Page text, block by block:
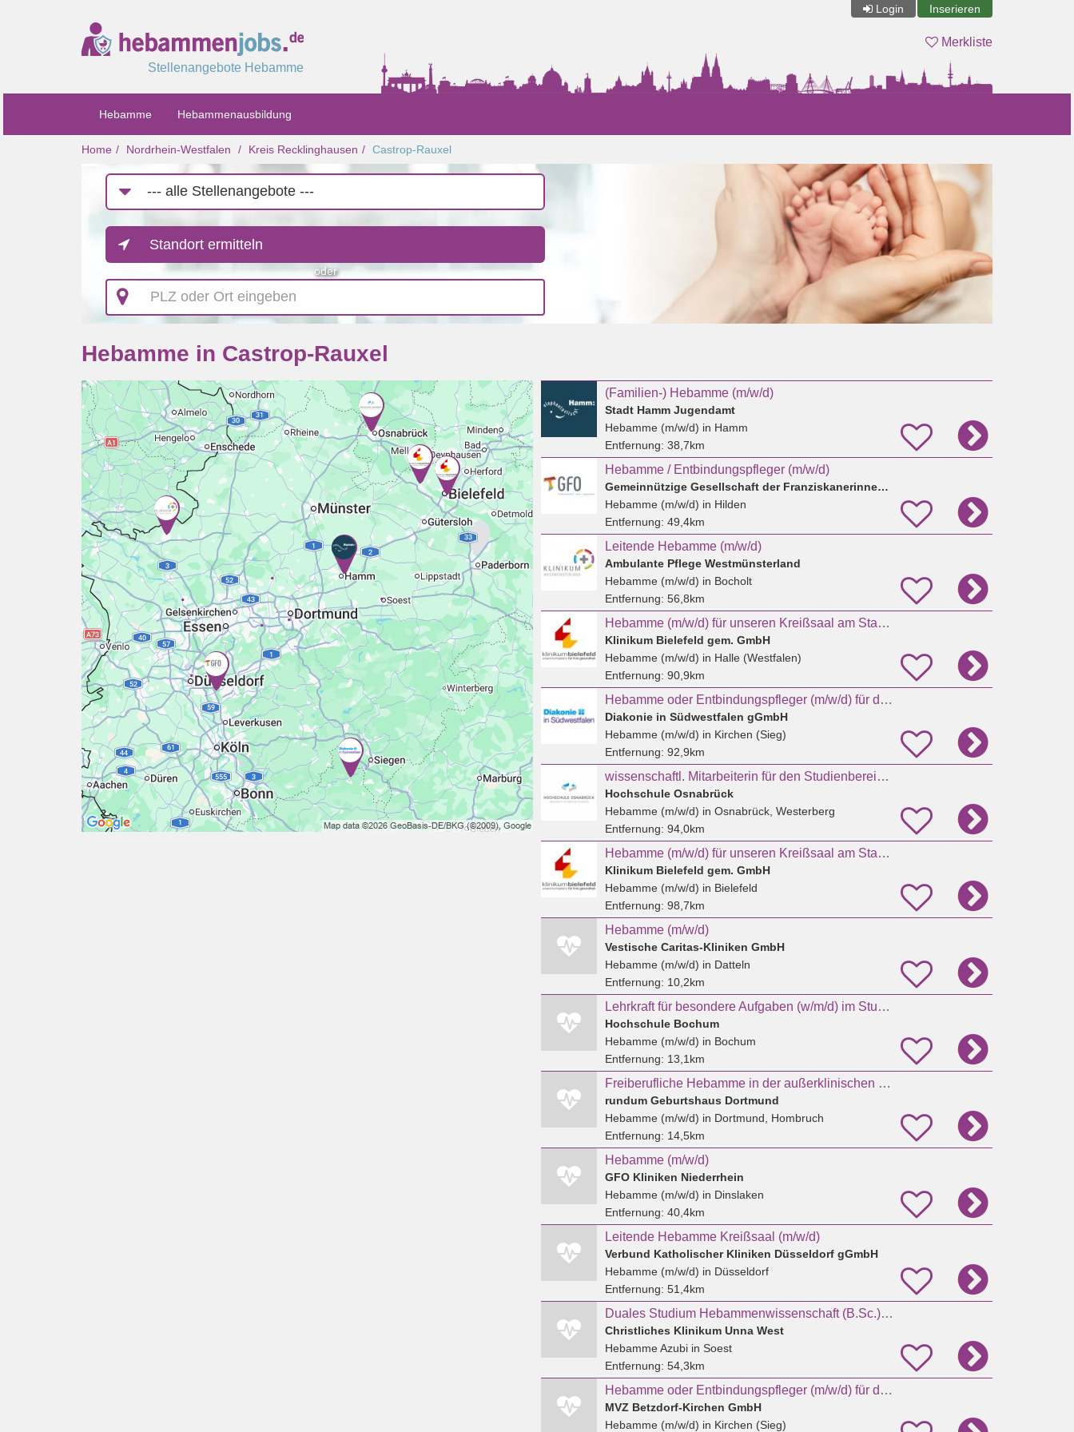
Login Inserieren
Stellenangebote Hebamme
Merkliste
Hebamme Hebammenausbildung
Home Nordrhein-Westfalen Kreis Recklinghausen Castrop-Rauxel
Job-
Kategorie
Standort ermitteln
oder
PLZ
oder
Ort
Hebamme in Castrop-Rauxel
(Familien-) Hebamme (m/w/d)
Stadt Hamm Jugendamt
Hebamme (m/w/d) in Hamm
Entfernung: 38,7km
Hebamme / Entbindungspfleger (m/w/d)
Gemeinnützige Gesellschaft der Franziskanerinnen zu Olpe mbH
Hebamme (m/w/d) in Hilden
Entfernung: 49,4km
Leitende Hebamme (m/w/d)
Ambulante Pflege Westmünsterland
Hebamme (m/w/d) in Bocholt
Entfernung: 56,8km
Hebamme (m/w/d) für unseren Kreißsaal am Standort Halle (Westf.)
Klinikum Bielefeld gem. GmbH
Hebamme (m/w/d) in Halle (Westfalen)
Entfernung: 90,9km
Hebamme oder Entbindungspfleger (m/w/d) für das Kreißsaal-Team in Kirchen
Diakonie in Südwestfalen gGmbH
Hebamme (m/w/d) in Kirchen (Sieg)
Entfernung: 92,9km
wissenschaftl. Mitarbeiterin für den Studienbereich Hebammenwissenschaft
Hochschule Osnabrück
Hebamme (m/w/d) in Osnabrück, Westerberg
Entfernung: 94,0km
Hebamme (m/w/d) für unseren Kreißsaal am Standort Mitte
Klinikum Bielefeld gem. GmbH
Hebamme (m/w/d) in Bielefeld
Entfernung: 98,7km
Hebamme (m/w/d)
Vestische Caritas-Kliniken GmbH
Hebamme (m/w/d) in Datteln
Entfernung: 10,2km
Lehrkraft für besondere Aufgaben (w/m/d) im Studienbereich Hebammenwissenschaft (EG 10 TV-L)
Hochschule Bochum
Hebamme (m/w/d) in Bochum
Entfernung: 13,1km
Freiberufliche Hebamme in der außerklinischen Geburtshilfe
rundum Geburtshaus Dortmund
Hebamme (m/w/d) in Dortmund, Hombruch
Entfernung: 14,5km
Hebamme (m/w/d)
GFO Kliniken Niederrhein
Hebamme (m/w/d) in Dinslaken
Entfernung: 40,4km
Leitende Hebamme Kreißsaal (m/w/d)
Verbund Katholischer Kliniken Düsseldorf gGmbH
Hebamme (m/w/d) in Düsseldorf
Entfernung: 51,4km
Duales Studium Hebammenwissenschaft (B.Sc.) Sommersemester 2027
Christliches Klinikum Unna West
Hebamme Azubiin Soest
Entfernung: 54,3km
Hebamme oder Entbindungspfleger (m/w/d) für das Kreißsaal-Team in Kirchen
MVZ Betzdorf-Kirchen GmbH
Hebamme (m/w/d) in Kirchen (Sieg)